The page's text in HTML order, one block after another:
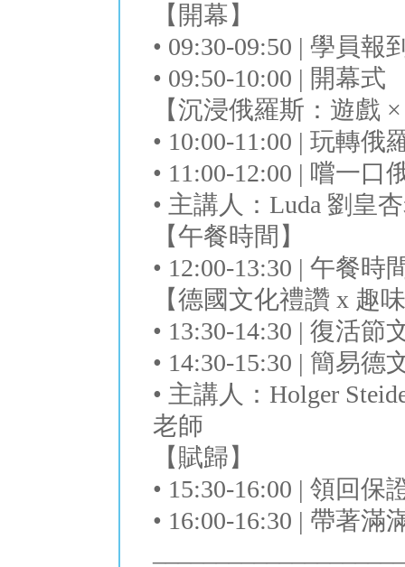
【開幕】
• 09:30-09:50 | 學員報
• 09:50-10:00 | 開幕式
【沉浸俄羅斯：遊戲
• 10:00-11:00 | 玩轉
• 11:00-12:00 | 嚐一
• 主講人：Luda 劉皇
【午餐時間】
• 12:00-13:30 | 午餐
【德國文化禮讚 x 趣
• 13:30-14:30 | 復活
• 14:30-15:30 | 簡易
• 主講人：Holger
老師
【賦歸】
• 15:30-16:00 | 領回保
• 16:00-16:30 | 帶著